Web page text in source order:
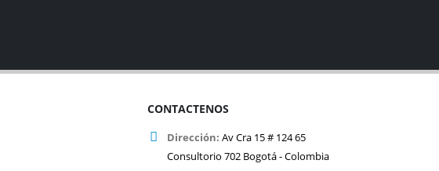
CONTACTENOS
Dirección: Av Cra 15 # 124 65
Consultorio 702 Bogotá - Colombia